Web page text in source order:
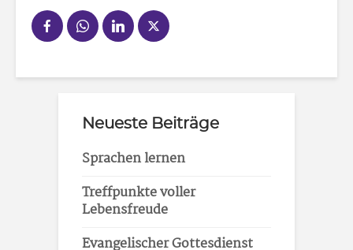
Neueste Beiträge
Sprachen lernen
Treffpunkte voller
Lebensfreude
Evangelischer Gottesdienst